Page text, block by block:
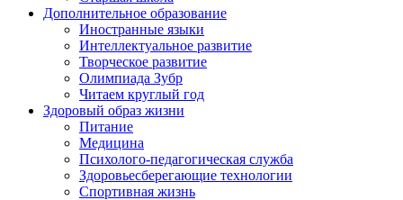
Дополнительное образование
Иностранные языки
Интеллектуальное развитие
Творческое развитие
Олимпиада Зубр
Читаем круглый год
Здоровый образ жизни
Питание
Медицина
Психолого-педагогическая служба
Здоровьесберегающие технологии
Спортивная жизнь